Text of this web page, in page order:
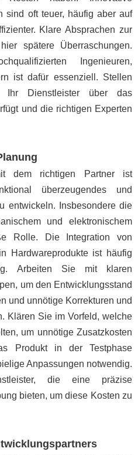
sind oft teuer, häufig aber auf
Klare Absprachen zur
spätere Überraschungen.
Ingenieuren,
ist dafür essenziell. Stellen
Dienstleister über das
und die richtigen Experten
dem richtigen Partner ist
überzeugendes und
entwickeln. Insbesondere die
und elektronischem
Rolle. Die Integration von
Hardwareprodukte ist häufig
Arbeiten Sie mit klaren
um den Entwicklungsstand
und unnötige Korrekturen und
Klären Sie im Vorfeld, welche
um unnötige Zusatzkosten
Produkt in der Testphase
Anpassungen notwendig.
die eine präzise
bieten, um diese Kosten zu